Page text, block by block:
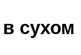
сухом